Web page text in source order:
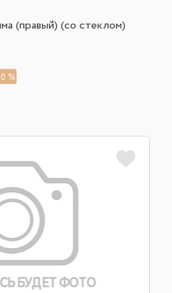
(правый) (со стеклом)
%